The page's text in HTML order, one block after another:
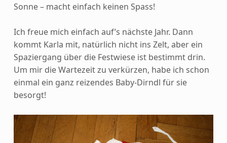
Sonne – macht einfach keinen Spass!
Ich freue mich einfach auf’s nächste Jahr. Dann
kommt Karla mit, natürlich nicht ins Zelt, aber ein
Spaziergang über die Festwiese ist bestimmt drin.
Um mir die Wartezeit zu verkürzen, habe ich schon
einmal ein ganz reizendes Baby-Dirndl für sie
besorgt!